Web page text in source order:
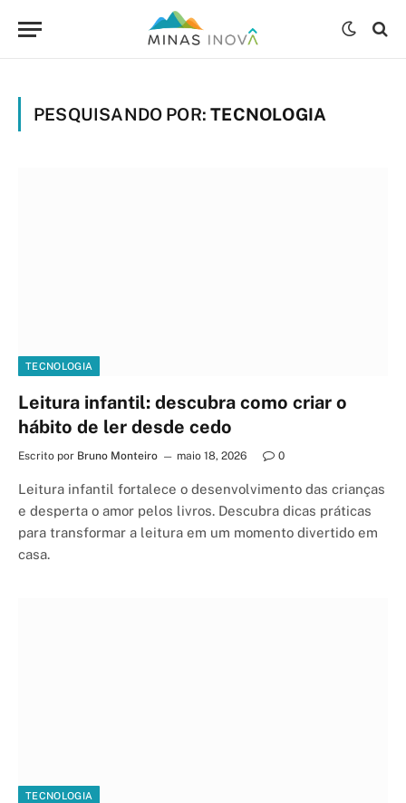
PESQUISANDO POR:TECNOLOGIA
TECNOLOGIA
Leitura infantil: descubra como criar o
hábito de ler desde cedo
Escrito por Bruno Monteiro maio 18, 2026 0
Leitura infantil fortalece o desenvolvimento das crianças
e desperta o amor pelos livros. Descubra dicas práticas
para transformar a leitura em um momento divertido em
casa.
TECNOLOGIA